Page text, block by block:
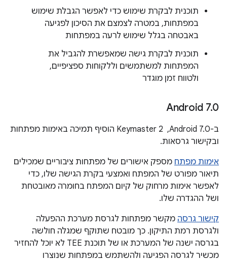
תוכנית לבקרת שימוש כדי לאפשר הגבלת שימוש
במפתחות, במטרה לצמצם את הסיכון לפגיעה
באבטחה בגלל שימוש לרעה במפתחות
תוכנית לבקרת גישה שמאפשרת להגביל את
המפתחות למשתמשים וללקוחות ספציפיים,
ולטווח זמן מוגדר
‫Android 7.0
ב-Android 7.0, ‏ Keymaster 2 הוסיף תמיכה באימות מפתחות
ובקישור גרסאות.
אימות מפתח מספק אישורים של מפתחות ציבוריים שמכילים
תיאור מפורט של המפתח ואמצעי בקרת הגישה שלו, כדי
לאפשר אימות מרחוק של קיום המפתח בחומרה מאובטחת
ושל ההגדרה שלו.
קישור גרסה מקשר מפתחות לגרסת מערכת ההפעלה
ולגרסת רמת התיקון. כך מובטח שתוקף שמגלה חולשה
בגרסה ישנה של המערכת או של תוכנת TEE לא יוכל להחזיר
מכשיר לגרסה הפגיעה ולהשתמש במפתחות שנוצרו